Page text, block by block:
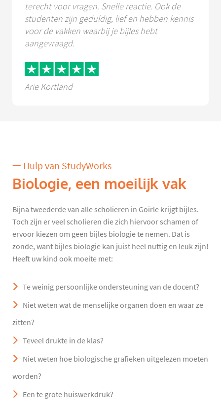
terecht voor vragen. Snelle reactie. Ook de
studenten zijn geduldig, lief en hebben kennis
voor de vakken waarbij je bijles hebt
aangevraagd.
Arie Kortland
Hulp van StudyWorks
Biologie, een moeilijk vak
Bijna tweederde van alle scholieren in Goirle krijgt bijles.
Toch zijn er veel scholieren die zich hiervoor schamen of
ervoor kiezen om geen bijles biologie te nemen. Dat is
zonde, want bijles biologie kan juist heel nuttig en leuk zijn!
Heeft uw kind ook moeite met:
Te weinig persoonlijke ondersteuning van de docent?
Niet weten wat de menselijke organen doen en waar ze
zitten?
Teveel drukte in de klas?
Niet weten hoe biologische grafieken uitgelezen moeten
worden?
Een te grote huiswerkdruk?